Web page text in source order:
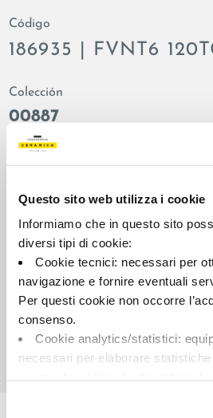
Questo sito web utilizza i cookie
Informiamo che in questo sito
diversi tipi di cookie:
Cookie tecnici: necessari per
navigazione e fornire eventuali
Per questi cookie non occorre
consenso.
Cookie analytics/statistici:
necessari per elaborare
Cookie di profilazione/
Código
186935 | FVNT6
Colección
00887
Color:
Teracota
Fondo
Formato:
120.0x120.0
matt
opaco
MQ